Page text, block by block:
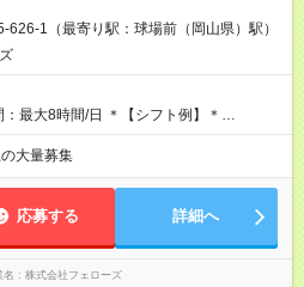
思います。このあたりは柔軟に対応する
月の試用期間がありま
はありません。 【試用期間】試
長さ：2ヶ月 雇用形態、給与は本採用時
626-1（最寄り駅：球場前（岡山県）駅）
最大8時間/日 ＊【シフト例】＊
11:00～20:00 (3) 12:00～21:00 など ◎
憩1時間です。中抜けシフトなどはあり
に応じますのでおっしゃってください！
大量募集
応募する 詳細へ
名 株式会社フェローズ